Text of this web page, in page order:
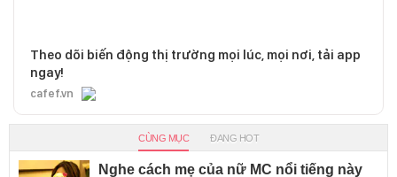
Theo dõi biến động thị trường mọi lúc, mọi nơi, tải app
ngay!
cafef.vn
CÙNG MỤC ĐANG HOT
Nghe cách mẹ của nữ MC nổi tiếng này